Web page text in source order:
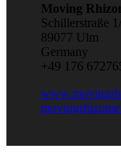
Moving
Schillerstraße
89077 Ulm
Germany
+49 176